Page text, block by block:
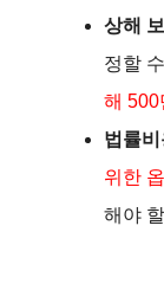
상해
정할
해 500
법률비
위한
해야